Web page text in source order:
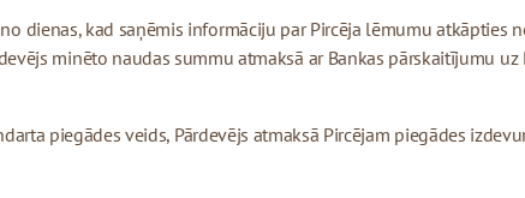
dienas, kad saņēmis informāciju par Pircēja lēmumu atkāpties
minēto naudas summu atmaksā ar Bankas pārskaitījumu
piegādes veids, Pārdevējs atmaksā Pircējam piegādes